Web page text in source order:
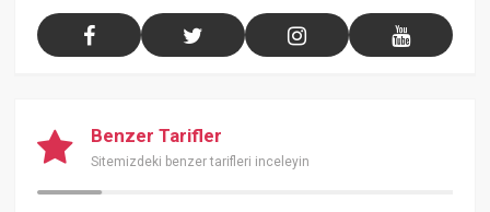
Benzer Tarifler
Sitemizdeki benzer tarifleri inceleyin